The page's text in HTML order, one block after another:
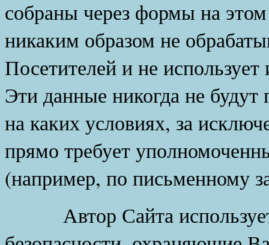
собраны через формы на
никаким образом не
Посетителей и не
Эти данные никогда не
на каких условиях, за
прямо требует
(например, по письменному
Автор Сайта использует